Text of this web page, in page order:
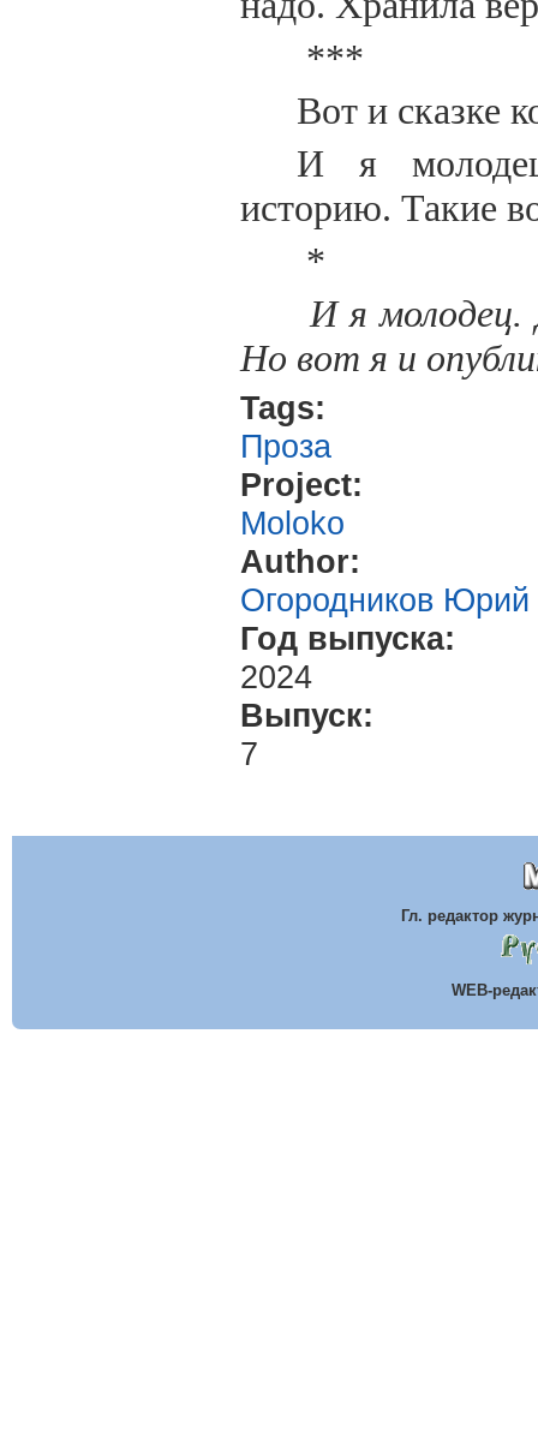
***
Вот и сказке
И я
историю. Такие
*
И я молодец.
Но вот я и
Tags:
Проза
Project:
Moloko
Author:
Огородников Юрий
Год выпуска:
2024
Выпуск:
7
Гл. редактор
WEB-